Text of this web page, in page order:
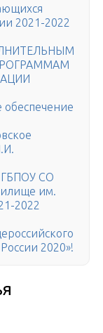
2021-2022
ГБПОУ СО
им.
2022
2020»!